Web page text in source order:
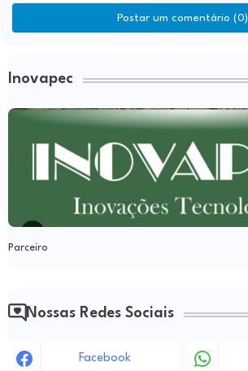
Postar um comentário (0)
Inovapec
Parceiro
Nossas Redes Sociais
Facebook